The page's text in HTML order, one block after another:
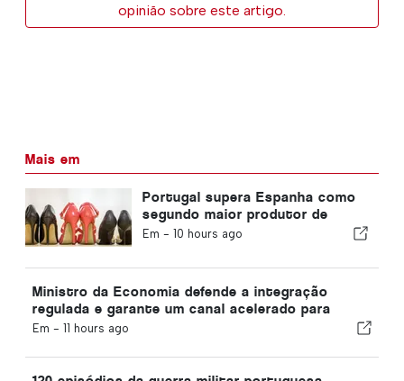
opinião sobre este artigo.
Mais em
Portugal supera Espanha como
segundo maior produtor de
calçado da Europa
Em - 10 hours ago
Ministro da Economia defende a integração
regulada e garante um canal acelerado para
imigrantes
Em - 11 hours ago